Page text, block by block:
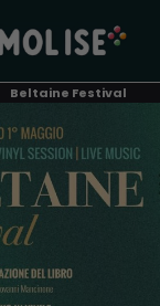
Beltaine Festival